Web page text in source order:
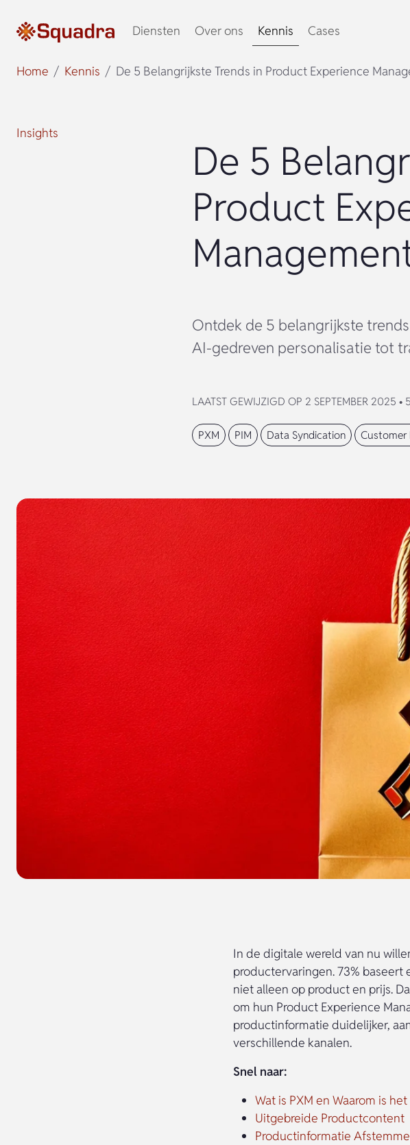
Diensten Over ons Kennis Cases
Home Kennis De 5 Belangrijkste Trends in Product Experience
Insights
De 5
Product
Ontdek de 5 belangrijkste
AI-gedreven personalisatie tot
LAATST GEWIJZIGD OP 2 SEPTEMBER 2025 •
PXM PIM Data Syndication Customer
In de digitale wereld van nu
productervaringen. 73%
niet alleen op product en prijs.
om hun Product Experience
productinformatie duidelijker,
verschillende kanalen.
Snel naar:
Wat is PXM en Waarom is
Uitgebreide Productcontent
Productinformatie